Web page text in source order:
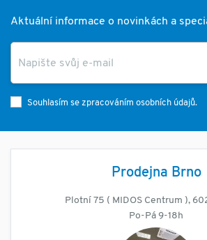
Aktuální informace o novinkách a
Souhlasím se zpracováním osobních údajů.
Prodejna Brno
Plotní 75 ( MIDOS Centrum ),
Po-Pá 9-18h